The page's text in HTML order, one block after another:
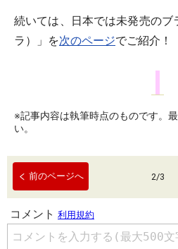
続いては、日本では未発売のブ
ラ）」を次のページでご紹介！
※記事内容は執筆時点のものです。
い。
前のページへ 2/3